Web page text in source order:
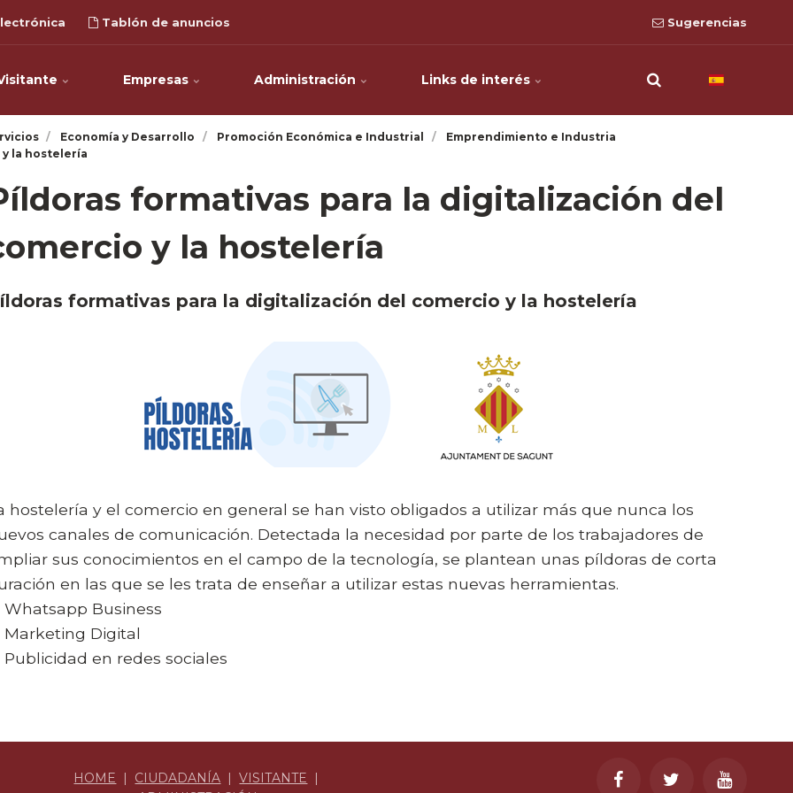
Tablón de anuncios Sugerencias
Empresas Administración Links de interés
Economía y Desarrollo Promoción Económica e Industrial
Emprendimiento e Industria
la hostelería
formativas para la digitalización del
y la hostelería
formativas para la digitalización del comercio y la hostelería
hostelería y el comercio en general se han visto obligados a utilizar más que nunca los
canales de comunicación. Detectada la necesidad por parte de los trabajadores de
sus conocimientos en el campo de la tecnología, se plantean unas píldoras de corta
en las que se les trata de enseñar a utilizar estas nuevas herramientas.
Whatsapp Business
Marketing Digital
Publicidad en redes sociales
HOME CIUDADANÍA |VISITANTE